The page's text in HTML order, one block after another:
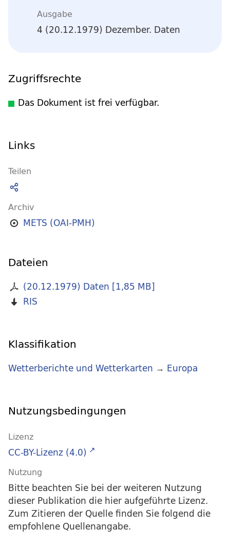
Ausgabe
4 (20.12.1979) Dezember. Daten
Zugriffsrechte
Das Dokument ist frei verfügbar.
Links
Teilen
Archiv
METS (OAI-PMH)
Dateien
(20.12.1979) Daten [1,85 MB]
RIS
Klassifikation
Wetterberichte und Wetterkarten → Europa
Nutzungsbedingungen
Lizenz
CC-BY-Lizenz (4.0)
Nutzung
Bitte beachten Sie bei der weiteren Nutzung
dieser Publikation die hier aufgeführte Lizenz.
Zum Zitieren der Quelle finden Sie folgend die
empfohlene Quellenangabe.